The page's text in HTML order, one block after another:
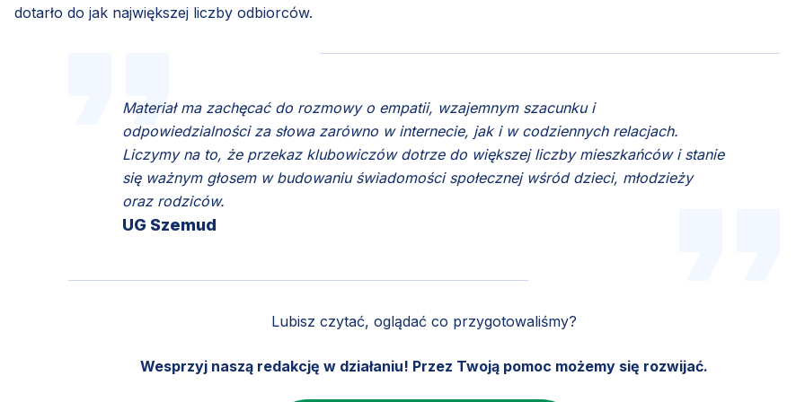
dotarło do jak największej liczby odbiorców.
Materiał ma zachęcać do rozmowy o empatii, wzajemnym szacunku i
odpowiedzialności za słowa zarówno w internecie, jak i w codziennych relacjach.
Liczymy na to, że przekaz klubowiczów dotrze do większej liczby mieszkańców i stanie
się ważnym głosem w budowaniu świadomości społecznej wśród dzieci, młodzieży
oraz rodziców.
UG Szemud
Lubisz czytać, oglądać co przygotowaliśmy?
Wesprzyj naszą redakcję w działaniu! Przez Twoją pomoc możemy się rozwijać.